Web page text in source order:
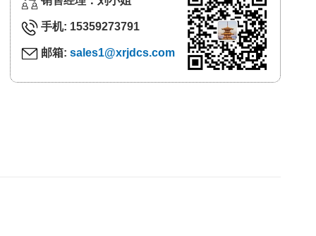
手机: 15359273791
邮箱: sales1@xrjdcs.com